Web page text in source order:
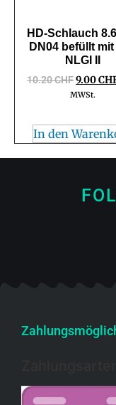
HD-Schlauch
DN04 befüllt mit
NLGI II
10.20CHF9.00
MWSt.
In den